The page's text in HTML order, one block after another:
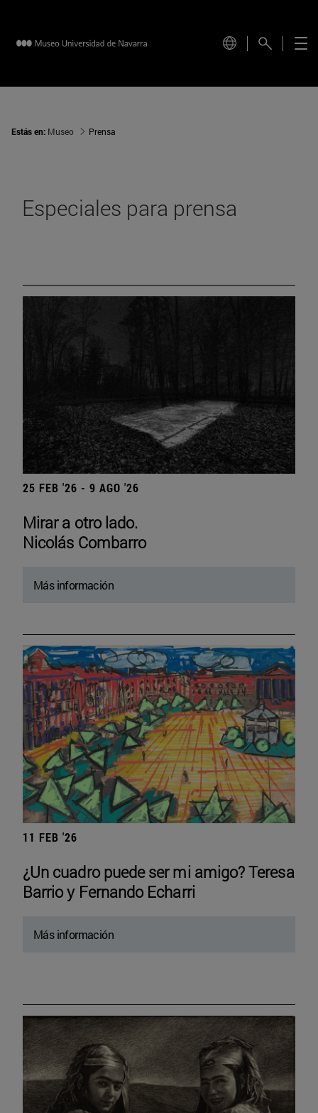
Estás en: Museo Prensa
Especiales para prensa
25 FEB '26 - 9 AGO '26
Mirar a otro lado.
Nicolás Combarro
Más información
11 FEB '26
¿Un cuadro puede ser mi amigo? Teresa
Barrio y Fernando Echarri
Más información